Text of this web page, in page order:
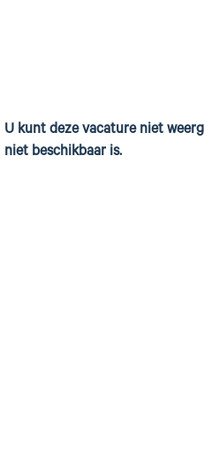
U kunt deze vacature niet
niet beschikbaar is.